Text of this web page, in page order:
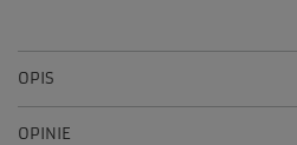
OPIS
OPINIE